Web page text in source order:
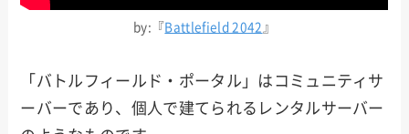
by:『 Battlefield 2042 』
「バトルフィールド・ポータル」はコミュニティサ
ーバーであり、個人で建てられるレンタルサーバー